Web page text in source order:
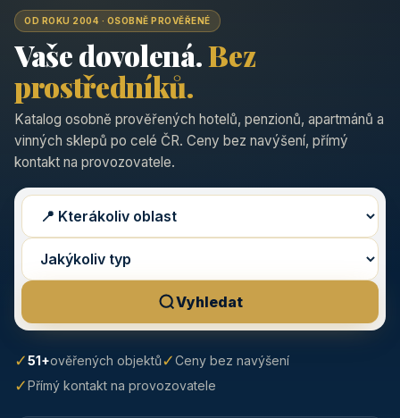
OD ROKU 2004 · OSOBNĚ PROVĚŘENÉ
Vaše dovolená.Bez
prostředníků.
Katalog osobně prověřených hotelů, penzionů, apartmánů a
vinných sklepů po celé ČR. Ceny bez navýšení, přímý
kontakt na provozovatele.
Vyhledat
✓51+ověřených objektů✓Ceny bez navýšení
✓Přímý kontakt na provozovatele